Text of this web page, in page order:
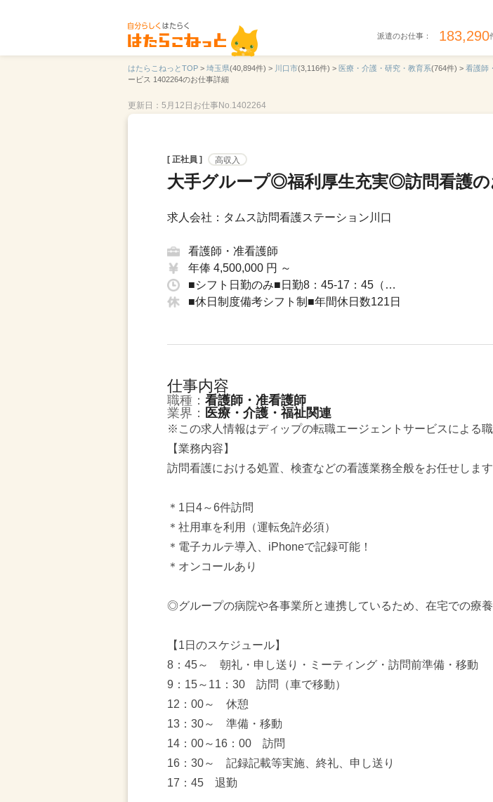
派遣のお仕事： 183,290
はたらこねっとTOP > 埼玉県(40,894件) > 川口市(3,116件) > 医療・介護・研究・教育系(764件) > 看護師
ービス 1402264のお仕事詳細
更新日：5月12日 お仕事No.1402264
[ 正社員 ] 高収入
大手グループ◎福利厚生充実◎訪問看護の
求人会社：タムス訪問看護ステーション川口
看護師・准看護師
年俸 4,500,000 円 ～
■シフト日勤のみ■日勤8：45-17：45（…
■休日制度備考シフト制■年間休日数121日
仕事内容
職種： 看護師・准看護師
業界： 医療・介護・福祉関連
※この求人情報はディップの転職エージェントサービスによる職
【業務内容】
訪問看護における処置、検査などの看護業務全般をお任せします
＊1日4～6件訪問
＊社用車を利用（運転免許必須）
＊電子カルテ導入、iPhoneで記録可能！
＊オンコールあり
◎グループの病院や各事業所と連携しているため、在宅での療
【1日のスケジュール】
8：45～ 朝礼・申し送り・ミーティング・訪問前準備・移動
9：15～11：30 訪問（車で移動）
12：00～ 休憩
13：30～ 準備・移動
14：00～16：00 訪問
16：30～ 記録記載等実施、終礼、申し送り
17：45 退勤